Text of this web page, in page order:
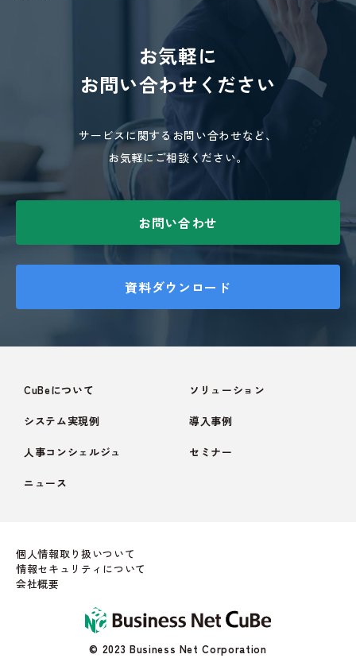
お気軽に
お問い合わせください
サービスに関するお問い合わせなど、
お気軽にご相談ください。
お問い合わせ
資料ダウンロード
CuBeについて ソリューション
システム実現例 導入事例
人事コンシェルジュ セミナー
ニュース
© 2023 Business Net Corporation
個人情報取り扱いついて
情報セキュリティについて
会社概要